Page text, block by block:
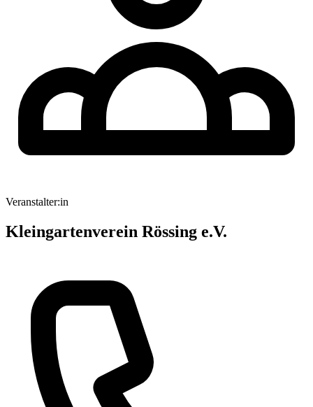
Veranstalter:in
Kleingartenverein Rössing e.V.